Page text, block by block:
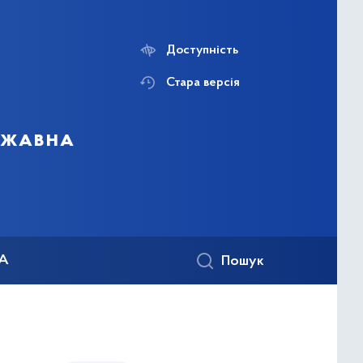
Доступність
Стара версія
Пошук